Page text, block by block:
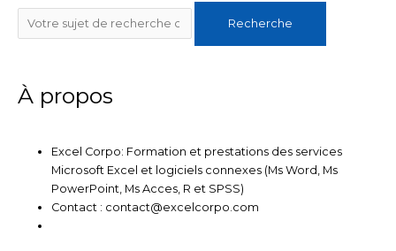
k
e
d
n
t
t
e
r
e
o
o
k
t
b
e
t
g
r
a
Rechercher
Recherche
À propos
Excel Corpo: Formation et prestations des services
Microsoft Excel et logiciels connexes (Ms Word, Ms
PowerPoint, Ms Acces, R et SPSS)
Contact : contact@excelcorpo.com